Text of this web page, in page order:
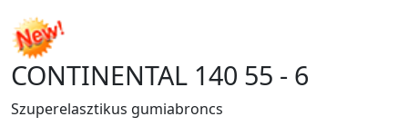
CONTINENTAL 140 55 - 6
Szuperelasztikus gumiabroncs